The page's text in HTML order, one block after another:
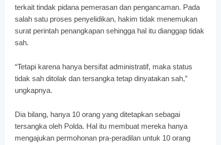
terkait tindak pidana pemerasan dan pengancaman. Pada
salah satu proses penyelidikan, hakim tidak menemukan
surat perintah penangkapan sehingga hal itu dianggap tidak
sah.
“Tetapi karena hanya bersifat administratif, maka status
tidak sah ditolak dan tersangka tetap dinyatakan sah,”
ungkapnya.
Dia bilang, hanya 10 orang yang ditetapkan sebagai
tersangka oleh Polda. Hal itu membuat mereka hanya
mengajukan permohonan pra-peradilan untuk 10 orang